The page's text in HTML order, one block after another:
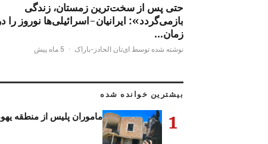
حتی پس از سخت‌ترین زمستان، زندگی
بازمی‌گردد»: ایرانیان-اسرائیلی‌ها نوروز را در
زمان…
نوشته شده توسط ای‌تان الحادز-باراک · 5 ماه پیش
بیشترین خوانده شده
1 ماموران پلیس از منطقه